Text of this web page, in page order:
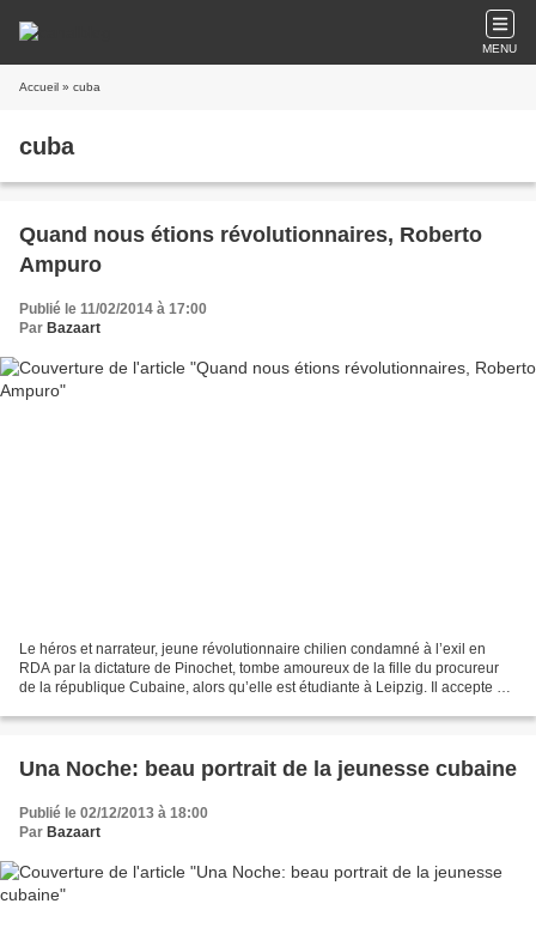
MENU
Accueil » cuba
cuba
Quand nous étions révolutionnaires, Roberto
Ampuro
Publié le 11/02/2014 à 17:00
Par Bazaart
Le héros et narrateur, jeune révolutionnaire chilien condamné à l’exil en
RDA par la dictature de Pinochet, tombe amoureux de la fille du procureur
de la république Cubaine, alors qu’elle est étudiante à Leipzig. Il accepte de
Una Noche: beau portrait de la jeunesse cubaine
Publié le 02/12/2013 à 18:00
Par Bazaart